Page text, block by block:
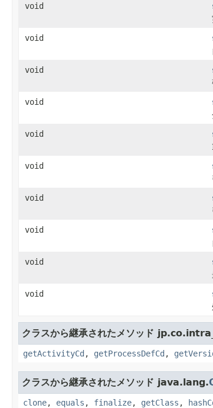
void
void
void
void
void
void
void
void
void
void
クラスから継承されたメソッド
getActivityCd , getProcessDefCd ,
クラスから継承されたメソッド java.lang.
clone, equals , finalize, getClass ,